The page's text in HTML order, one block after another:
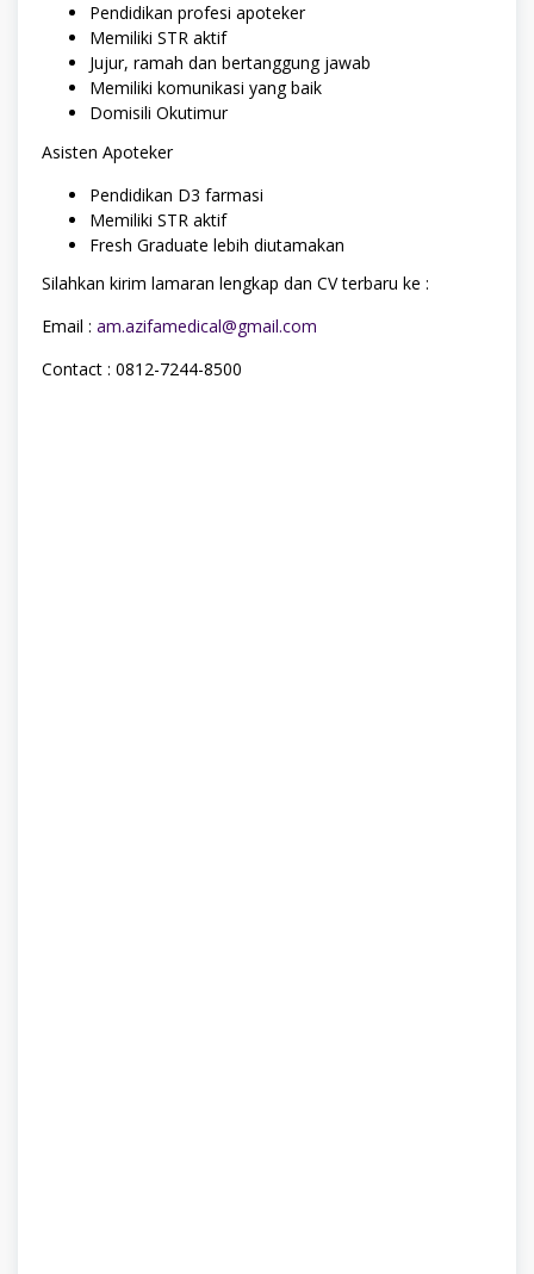
Pendidikan profesi apoteker
Memiliki STR aktif
Jujur, ramah dan bertanggung jawab
Memiliki komunikasi yang baik
Domisili Okutimur
Asisten Apoteker
Pendidikan D3 farmasi
Memiliki STR aktif
Fresh Graduate lebih diutamakan
Silahkan kirim lamaran lengkap dan CV terbaru ke :
Email : am.azifamedical@gmail.com
Contact : 0812-7244-8500